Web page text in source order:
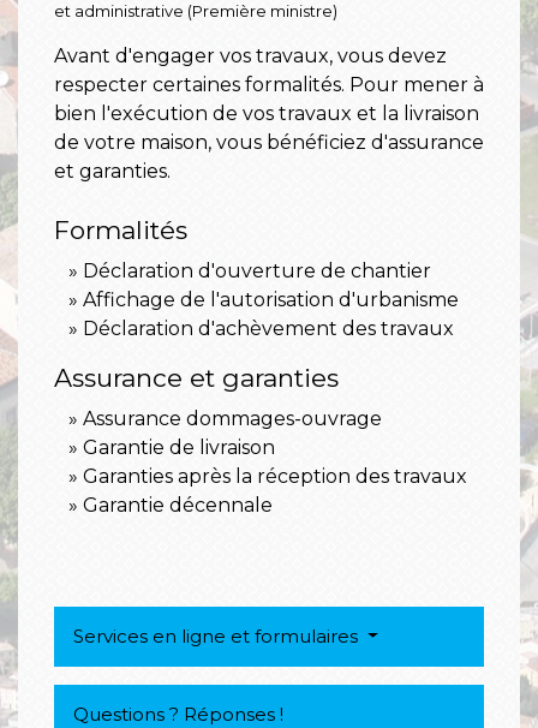
et administrative (Première ministre)
Avant d'engager vos travaux, vous devez
respecter certaines formalités. Pour mener à
bien l'exécution de vos travaux et la livraison
de votre maison, vous bénéficiez d'assurance
et garanties.
Formalités
Déclaration d'ouverture de chantier
Affichage de l'autorisation d'urbanisme
Déclaration d'achèvement des travaux
Assurance et garanties
Assurance dommages-ouvrage
Garantie de livraison
Garanties après la réception des travaux
Garantie décennale
Services en ligne et formulaires
Questions ? Réponses !